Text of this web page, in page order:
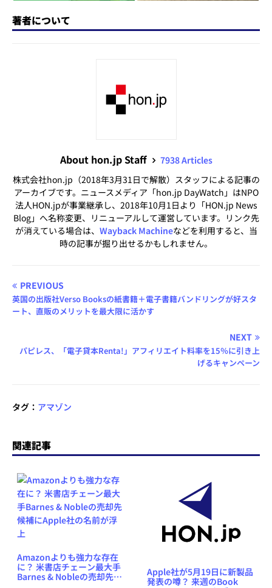
著者について
About hon.jp Staff
7938 Articles
株式会社hon.jp（2018年3月31日で解散）スタッフによる記事の
アーカイブです。ニュースメディア「hon.jp DayWatch」はNPO
法人HON.jpが事業継承し、2018年10月1日より「HON.jp News
Blog」へ名称変更、リニューアルして運営しています。リンク先
が消えている場合は、 Wayback Machineなどを利用すると、当
時の記事が掘り出せるかもしれません。
PREVIOUS
英国の出版社Verso Booksの紙書籍＋電子書籍バンドリングが好スタ
ート、直販のメリットを最大限に活かす
NEXT
パピレス、「電子貸本Renta!」アフィリエイト料率を15％に引き上
げるキャンペーン
タグ： アマゾン
関連記事
Amazonよりも強力な存在
に？ 米書店チェーン最大手
Barnes & Nobleの売却先候
Apple社が5月19日に新製品
発表の噂？ 来週のBook